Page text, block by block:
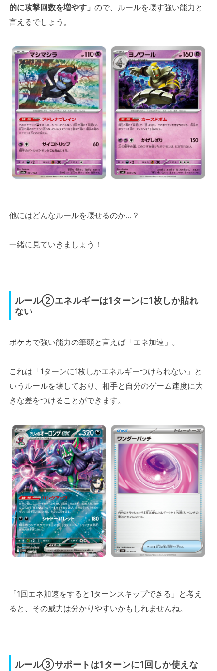
的に攻撃回数を増やす」 ので、ルールを壊す強い能力と
言えるでしょう。
他にはどんなルールを壊せるのか…？
一緒に見ていきましょう！
ルール②エネルギーは1ターンに1枚しか貼れ
ない
ポケカで強い能力の筆頭と言えば「エネ加速」。
これは「1ターンに1枚しかエネルギーつけられない」と
いうルールを壊しており、相手と自分のゲーム速度に大
きな差をつけることができます。
「1回エネ加速をすると1ターンスキップできる」と考え
ると、その威力は分かりやすいかもしれませんね。
ルール③サポートは1ターンに1回しか使えな